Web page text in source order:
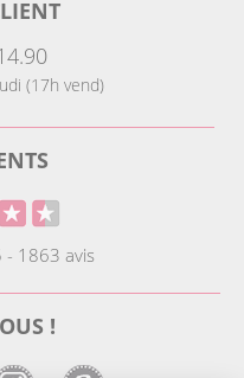
(17h vend)
- 1863 avis
!